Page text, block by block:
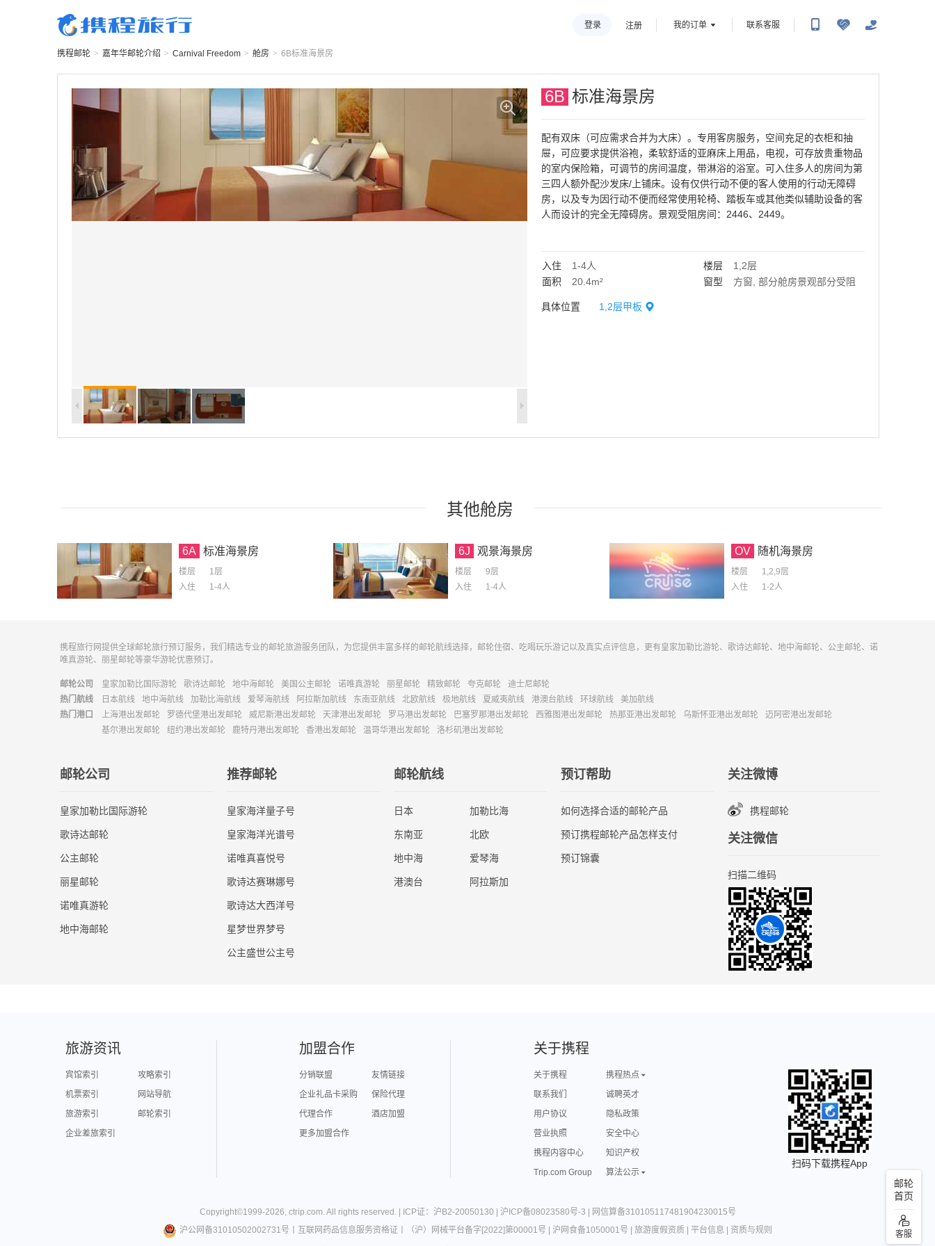
登录 注册 我的订单 联系客服
携程邮轮 > 嘉年华邮轮介绍 > Carnival Freedom > 舱房 > 6B标准海景房
6B 标准海景房
配有双床（可应需求合并为大床）。专用客房服务，空间充足的衣柜和抽
屉，可应要求提供浴袍，柔软舒适的亚麻床上用品，电视，可存放贵重物品
的室内保险箱，可调节的房间温度，带淋浴的浴室。可入住多人的房间为第
三四人额外配沙发床/上铺床。设有仅供行动不便的客人使用的行动无障碍
房，以及专为因行动不便而经常使用轮椅、踏板车或其他类似辅助设备的客
人而设计的完全无障碍房。景观受阻房间：2446、2449。
入住 1-4人 楼层
1,2层
面积
20.4m² 窗型 方窗, 部分舱房景观部分受阻
具体位置 1,2层甲板
其他舱房
6A 标准海景房
楼层
1层
入住
1-4人
6J 观景海景房
楼层
9层
入住
1-4人
OV 随机海景房
楼层
1,2,9层
入住
1-2人
携程旅行网提供全球邮轮旅行预订服务，我们精选专业的邮轮旅游服务团队，为您提供丰富多样的邮轮航线选择，邮轮住宿、吃喝玩乐游记以及真实点评信息，更有皇家加勒比游轮、歌诗达邮轮、地中海邮轮、公主邮轮、诺
唯真游轮、丽星邮轮等豪华游轮优惠预订。
邮轮公司 皇家加勒比国际游轮 歌诗达邮轮 地中海邮轮 美国公主邮轮 诺唯真游轮 丽星邮轮 精致邮轮 夸克邮轮
迪士尼邮轮
热门航线
日本航线 地中海航线 加勒比海航线 爱琴海航线 阿拉斯加航线 东南亚航线 北欧航线 极地航线 夏威夷航线 港澳台航线 环球航线
美加航线
热门港口
上海港出发邮轮 罗德代堡港出发邮轮 威尼斯港出发邮轮 天津港出发邮轮 罗马港出发邮轮 巴塞罗那港出发邮轮 西雅图港出发邮轮 热那亚港出发邮轮 乌斯怀亚港出发邮轮
迈阿密港出发邮轮
基尔港出发邮轮
纽约港出发邮轮 鹿特丹港出发邮轮 香港出发邮轮 温哥华港出发邮轮 洛杉矶港出发邮轮
邮轮公司
皇家加勒比国际游轮
歌诗达邮轮
公主邮轮
丽星邮轮
诺唯真游轮
地中海邮轮
推荐邮轮
皇家海洋量子号
皇家海洋光谱号
诺唯真喜悦号
歌诗达赛琳娜号
歌诗达大西洋号
星梦世界梦号
公主盛世公主号
邮轮航线
日本 加勒比海
东南亚 北欧
地中海 爱琴海
港澳台 阿拉斯加
预订帮助
如何选择合适的邮轮产品
预订携程邮轮产品怎样支付
预订锦囊
关注微博
携程邮轮
关注微信
扫描二维码
邮轮
首页
客服
旅游资讯
宾馆索引
攻略索引
机票索引
网站导航
旅游索引
邮轮索引
企业差旅索引
加盟合作
分销联盟
友情链接
企业礼品卡采购
保险代理
代理合作
酒店加盟
更多加盟合作
关于携程
关于携程
携程热点
联系我们
诚聘英才
用户协议
隐私政策
营业执照
安全中心
携程内容中心
知识产权
Trip.com Group
算法公示
扫码下载携程App
Copyright©1999-2026, ctrip.com. All rights reserved. | ICP证：沪B2-20050130 沪ICP备08023580号-3
网信算备310105117481904230015号
沪公网备31010502002731号
互联网药品信息服务资格证 （沪）网械平台备字[2022]第00001号 沪网食备1050001号 旅游度假资质| 平台信息 资质与规则